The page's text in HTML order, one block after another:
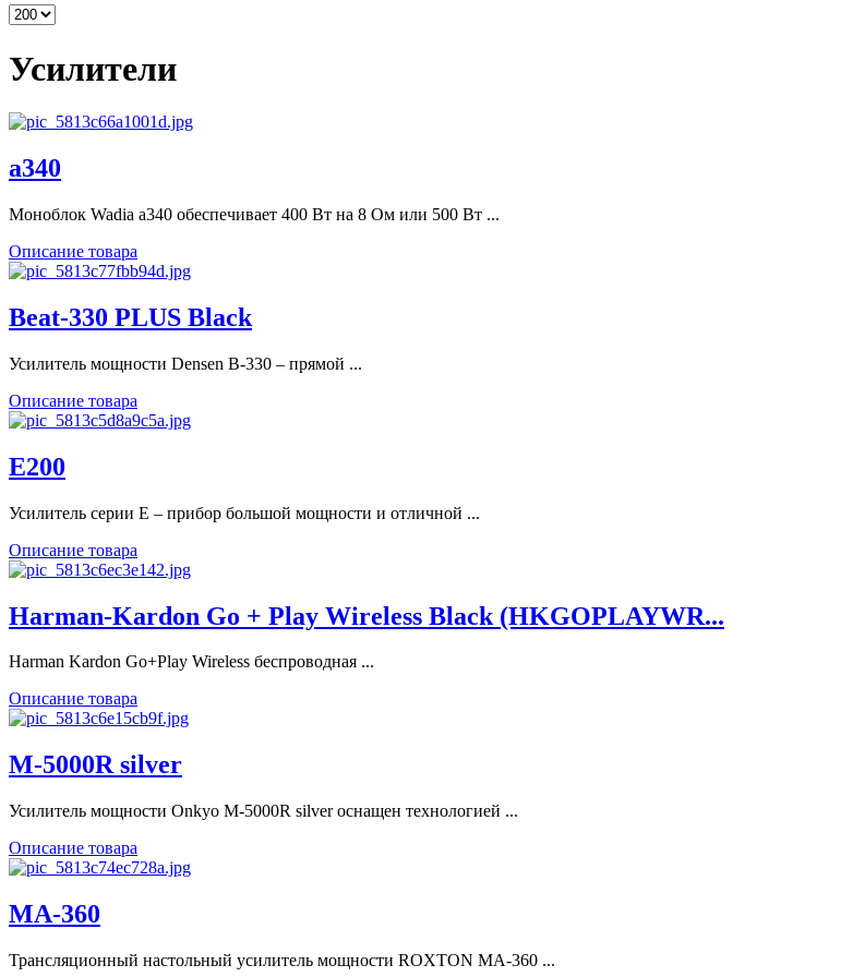
Усилители
a340
Моноблок Wadia a340 обеспечивает 400 Вт на 8 Ом или 500 Вт ...
Описание товара
Beat-330 PLUS Black
Усилитель мощности Densen B-330 – прямой ...
Описание товара
E200
Усилитель серии E – прибор большой мощности и отличной ...
Описание товара
Harman-Kardon Go + Play Wireless Black (HKGOPLAYWR...
Harman Kardon Go+Play Wireless беспроводная ...
Описание товара
M-5000R silver
Усилитель мощности Onkyo M-5000R silver оснащен технологией ...
Описание товара
MA-360
Трансляционный настольный усилитель мощности ROXTON MA-360 ...